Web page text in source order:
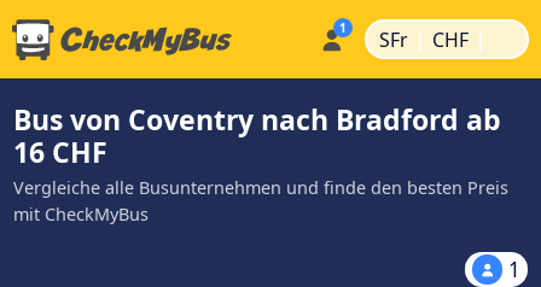
SFr | CHF |
Bus von Coventry nach Bradford ab
16 CHF
Vergleiche alle Busunternehmen und finde den besten Preis
mit CheckMyBus
1